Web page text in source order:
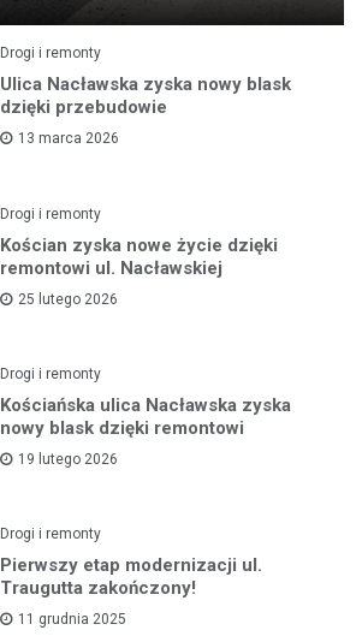
Drogi i remonty
Ulica Nacławska zyska nowy blask
dzięki przebudowie
13 marca 2026
Drogi i remonty
Kościan zyska nowe życie dzięki
remontowi ul. Nacławskiej
25 lutego 2026
Drogi i remonty
Kościańska ulica Nacławska zyska
nowy blask dzięki remontowi
19 lutego 2026
Drogi i remonty
Pierwszy etap modernizacji ul.
Traugutta zakończony!
11 grudnia 2025